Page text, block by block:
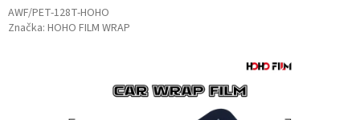
AWF/PET-128T-HOHO
Značka: HOHO FILM WRAP